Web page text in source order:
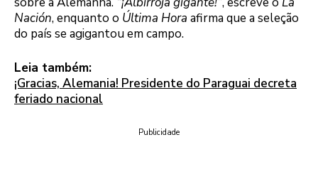
Nación, enquanto o Última Hora afirma que a seleção
do país se agigantou em campo.
Leia também:
¡Gracias, Alemania! Presidente do Paraguai decreta
feriado nacional
Publicidade